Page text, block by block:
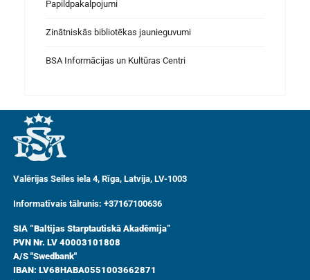
Papildpakalpojumi
Zinātniskās bibliotēkas jaunieguvumi
BSA Informācijas un Kultūras Centri
Valērijas Seiles iela 4, Rīga, Latvija, LV-1003
Informatīvais tālrunis: +37167100636
SIA “Baltijas Starptautiskā Akadēmija”
PVN Nr. LV 40003101808
A/S "Swedbank"
IBAN: LV68HABA0551003662871